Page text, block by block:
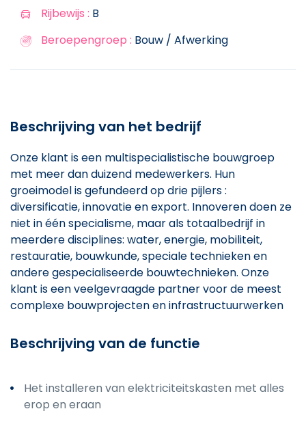
Rijbewijs : B
Beroepengroep : Bouw / Afwerking
Beschrijving van het bedrijf
Onze klant is een multispecialistische bouwgroep
met meer dan duizend medewerkers. Hun
groeimodel is gefundeerd op drie pijlers :
diversificatie, innovatie en export. Innoveren doen ze
niet in één specialisme, maar als totaalbedrijf in
meerdere disciplines: water, energie, mobiliteit,
restauratie, bouwkunde, speciale technieken en
andere gespecialiseerde bouwtechnieken. Onze
klant is een veelgevraagde partner voor de meest
complexe bouwprojecten en infrastructuurwerken
Beschrijving van de functie
Het installeren van elektriciteitskasten met alles
erop en eraan